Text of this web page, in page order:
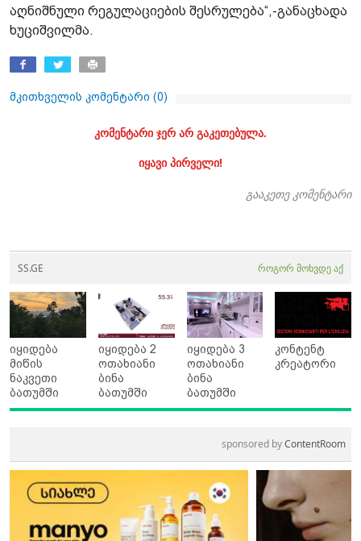
აღნიშნული რეგულაციების შესრულება“,-განაცხადა
ხუციშვილმა.
მკითხველის კომენტარი (0)
კომენტარი ჯერ არ გაკეთებულა.
იყავი პირველი!
გააკეთე კომენტარი
SS.GE როგორ მოხვდე აქ
იყიდება
მიწის
ნაკვეთი
ბათუმში
იყიდება 2
ოთახიანი
ბინა
ბათუმში
იყიდება 3
ოთახიანი
ბინა
ბათუმში
კონტენტ
კრეატორი
sponsored byContentRoom